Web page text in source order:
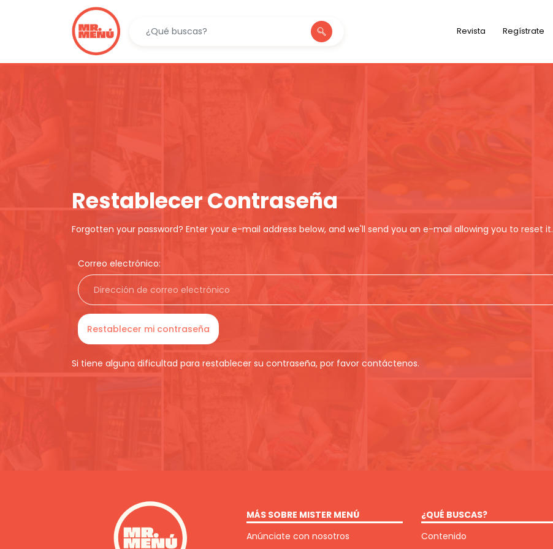
Revista Regístrate
Restablecer Contraseña
Forgotten your password? Enter your e-mail address below, and we'll send you an e-mail allowing you to reset it.
Correo electrónico:
Si tiene alguna dificultad para restablecer su contraseña, por favor contáctenos.
MÁS SOBRE MISTER MENÚ
Anúnciate con nosotros
¿QUÉ BUSCAS?
Contenido